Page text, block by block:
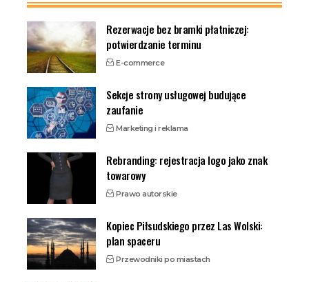
Rezerwacje bez bramki płatniczej:
potwierdzanie terminu
E-commerce
Sekcje strony usługowej budujące
zaufanie
Marketing i reklama
Rebranding: rejestracja logo jako znak
towarowy
Prawo autorskie
Kopiec Piłsudskiego przez Las Wolski:
plan spaceru
Przewodniki po miastach